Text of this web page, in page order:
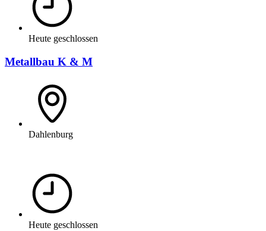
Heute geschlossen
Metallbau K & M
Dahlenburg
Heute geschlossen